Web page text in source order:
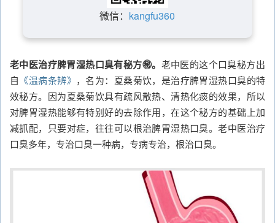
微信： kangfu360
老中医治疗脾胃湿热口臭有秘方㊙️。 老中医的这个口臭秘方出
自 《温病条辨》 ，名为：夏桑菊饮，是治疗脾胃湿热口臭的特
效秘方。因为夏桑菊饮具有疏风散热、清热化痰的效果，所以
对脾胃湿热能够有特别好的去除作用，在这个秘方的基础上加
减抓配，只要对症，往往可以根治脾胃湿热口臭。老中医治疗
口臭多年，专治口臭一种病，专病专治，根治口臭。